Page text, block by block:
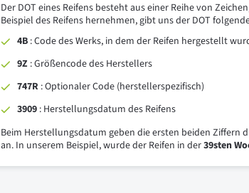
Der DOT eines Reifens besteht aus einer Reihe von
Beispiel des Reifens hernehmen, gibt uns der DOT
4B : Code des Werks, in dem der Reifen hergestellt
9Z : Größencode des Herstellers
747R : Optionaler Code (herstellerspezifisch)
3909 : Herstellungsdatum des Reifens
Beim Herstellungsdatum geben die ersten beiden
an. In unserem Beispiel, wurde der Reifen in der39sten